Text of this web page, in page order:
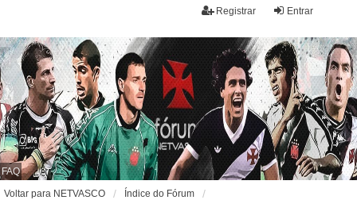
Entrar
Registrar
FAQ
Voltar para NETVASCO
Índice do Fórum